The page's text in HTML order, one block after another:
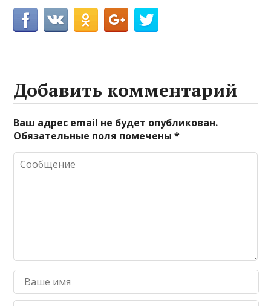
Добавить комментарий
Ваш адрес email не будет опубликован.
Обязательные поля помечены*